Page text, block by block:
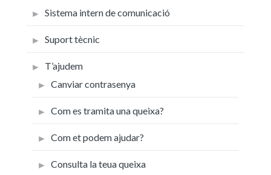
Sistema intern de comunicació
Suport tècnic
T’ajudem
Canviar contrasenya
Com es tramita una queixa?
Com et podem ajudar?
Consulta la teua queixa